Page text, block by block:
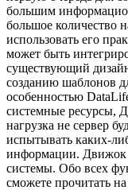
большим
большое количество
использовать его
может быть
существующий
созданию шаблонов
особенностью
системные ресурсы,
нагрузка не сервер
испытывать каких-
информации. Движок
системы. Обо всех
сможете прочитать на